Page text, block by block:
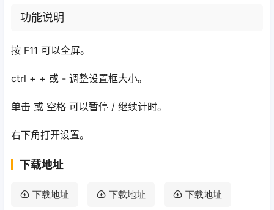
功能说明
按 F11 可以全屏。
ctrl + + 或 - 调整设置框大小。
单击 或 空格 可以暂停 / 继续计时。
右下角打开设置。
下载地址
下载地址 下载地址 下载地址